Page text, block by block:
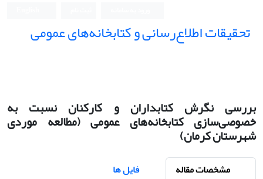
تحقیقات اطلاع‌رسانی و کتابخانه‌های عمومی
بررسی نگرش کتابداران و کارکنان نسبت به
خصوصی‌سازی کتابخانه‌های عمومی (مطالعه موردی
شهرستان کرمان)
مشخصات مقاله
فایل ها